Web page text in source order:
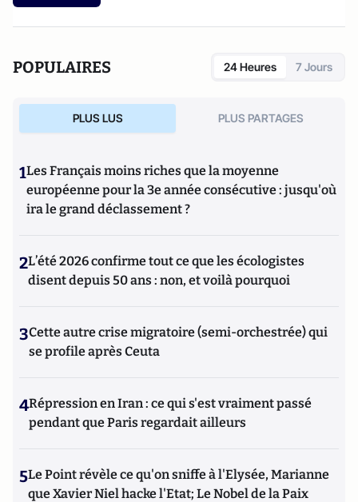
POPULAIRES 24 Heures 7 Jours
PLUS LUS PLUS PARTAGES
1Les Français moins riches que la moyenne
européenne pour la 3e année consécutive : jusqu'où
ira le grand déclassement ?
2L’été 2026 confirme tout ce que les écologistes
disent depuis 50 ans : non, et voilà pourquoi
3Cette autre crise migratoire (semi-orchestrée) qui
se profile après Ceuta
4Répression en Iran : ce qui s'est vraiment passé
pendant que Paris regardait ailleurs
5Le Point révèle ce qu'on sniffe à l'Elysée, Marianne
que Xavier Niel hacke l'Etat; Le Nobel de la Paix